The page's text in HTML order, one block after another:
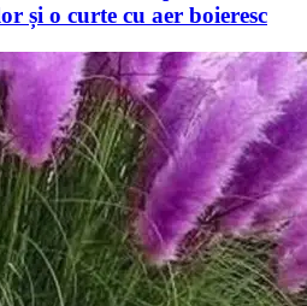
și o curte cu aer boieresc